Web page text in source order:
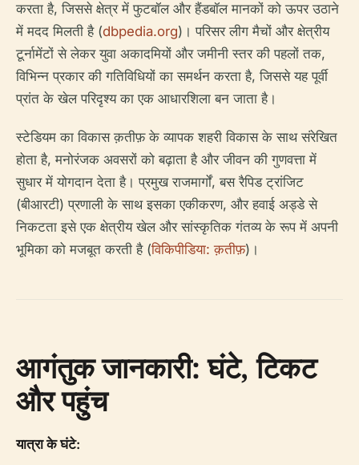
करता है, जिससे क्षेत्र में फुटबॉल और हैंडबॉल मानकों को ऊपर उठाने
में मदद मिलती है (dbpedia.org)। परिसर लीग मैचों और क्षेत्रीय
टूर्नामेंटों से लेकर युवा अकादमियों और जमीनी स्तर की पहलों तक,
विभिन्न प्रकार की गतिविधियों का समर्थन करता है, जिससे यह पूर्वी
प्रांत के खेल परिदृश्य का एक आधारशिला बन जाता है।
स्टेडियम का विकास क़तीफ़ के व्यापक शहरी विकास के साथ संरेखित
होता है, मनोरंजक अवसरों को बढ़ाता है और जीवन की गुणवत्ता में
सुधार में योगदान देता है। प्रमुख राजमार्गों, बस रैपिड ट्रांजिट
(बीआरटी) प्रणाली के साथ इसका एकीकरण, और हवाई अड्डे से
निकटता इसे एक क्षेत्रीय खेल और सांस्कृतिक गंतव्य के रूप में अपनी
भूमिका को मजबूत करती है (विकिपीडिया: क़तीफ़)।
आगंतुक जानकारी: घंटे, टिकट
और पहुंच
यात्रा के घंटे: